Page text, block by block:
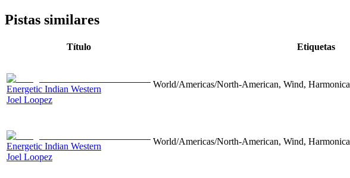
Pistas similares
Título Etiquetas
Energetic Indian Western
Joel Loopez
World/Americas/North-American, Wind,
Energetic Indian Western
Joel Loopez
World/Americas/North-American, Wind,